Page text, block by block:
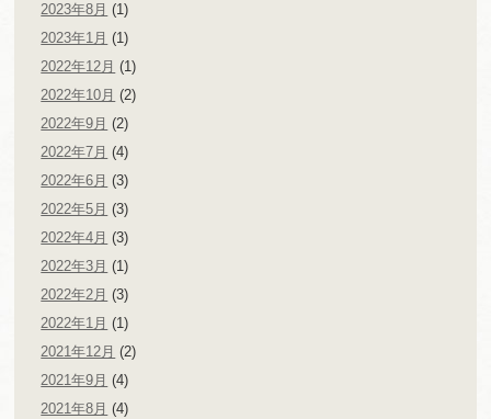
2023年8月 (1)
2023年1月 (1)
2022年12月 (1)
2022年10月 (2)
2022年9月 (2)
2022年7月 (4)
2022年6月 (3)
2022年5月 (3)
2022年4月 (3)
2022年3月 (1)
2022年2月 (3)
2022年1月 (1)
2021年12月 (2)
2021年9月 (4)
2021年8月 (4)